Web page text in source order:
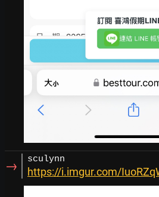
→ sculynn
https://i.imgur.com/